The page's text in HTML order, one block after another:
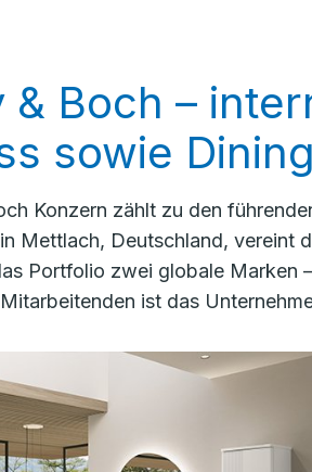
& Boch –
sowie
Konzern zählt zu den
Mettlach, Deutschland, vereint
Portfolio zwei globale Marken
ist das